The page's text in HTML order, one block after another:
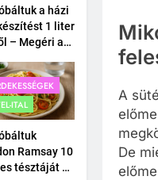
a házi
1 liter
– Megéri a
ITAL
Ramsay 10
tésztáját –
A
De